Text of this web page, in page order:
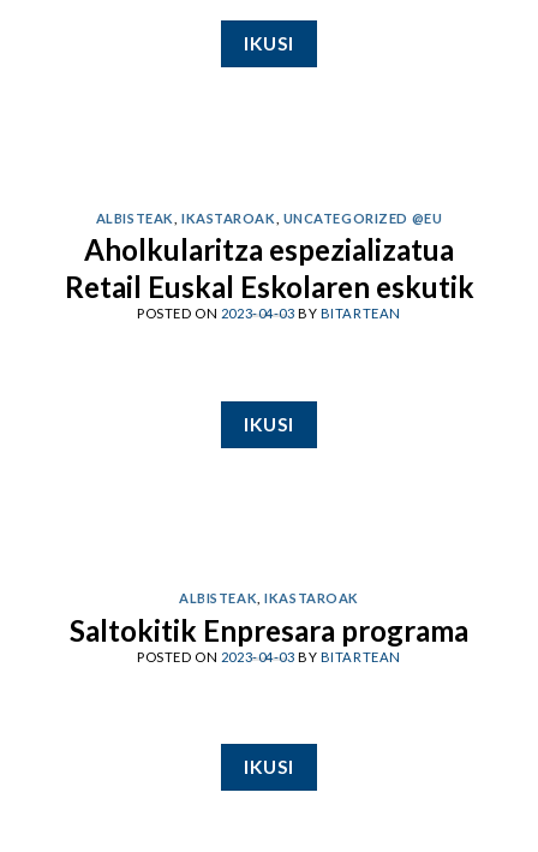
IKUSI
ALBISTEAK IKASTAROAK UNCATEGORIZED @EU
Aholkularitza espezializatua
Retail Euskal Eskolaren eskutik
POSTED ON 2023-04-03 BY BITARTEAN
IKUSI
ALBISTEAK ,IKASTAROAK
Saltokitik Enpresara programa
POSTED ON 2023-04-03 BY BITARTEAN
IKUSI